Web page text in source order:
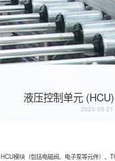
液压控制单元
2023-05-21
HCU模块（包括电磁阀、电子泵等元件）、